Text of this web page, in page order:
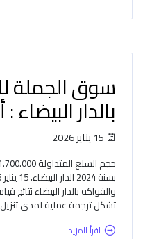
سوق الجملة
بالدار البيضاء :
تشكل ترجمة عملية لمدى
اقرأ المزيد...